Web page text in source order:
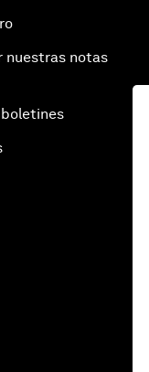
nuestras notas